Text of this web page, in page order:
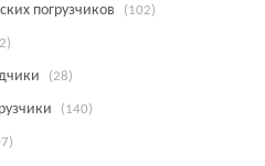
погрузчиков (102)
(28)
(140)